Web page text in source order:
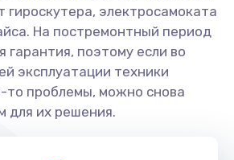
гироскутера, электросамоката
На постремонтный период
гарантия, поэтому если во
эксплуатации техники
то проблемы, можно снова
для их решения.